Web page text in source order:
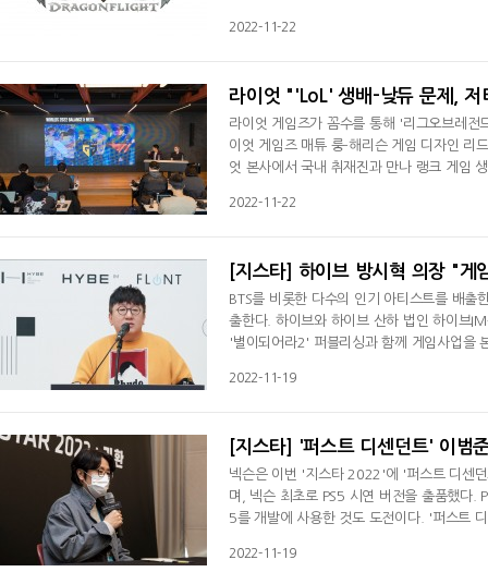
빠르게 움직일 수 있다. 큰 지역에서 여러 모
2022-11-22
라이엇 "'LoL' 생배-낮듀 문제, 저
라이엇 게임즈가 꼼수를 통해 '리그오브레
이엇 게임즈 매튜 룽-해리슨 게임 디자인 리
엇 본사에서 국내 취재진과 만나 랭크 게임
통해 빠르게 MMR을 올리는 행위)' 문제에
2022-11-22
[지스타] 하이브 방시혁 의장 "게
BTS를 비롯한 다수의 인기 아티스트를 배출
출한다. 하이브와 하이브 산하 법인 하이브
'별이되어라2' 퍼블리싱과 함께 게임사업을
행했다는 소식을 전하면서 게임사업 진출 신
2022-11-19
[지스타] '퍼스트 디센던트' 이범
넥슨은 이번 '지스타 2022'에 '퍼스트 디센
며, 넥슨 최초로 PS5 시연 버전을 출품했다.
5를 개발에 사용한 것도 도전이다. '퍼스트
을 많이 먹었다"는 한 마디 말로 적지 않은
2022-11-19